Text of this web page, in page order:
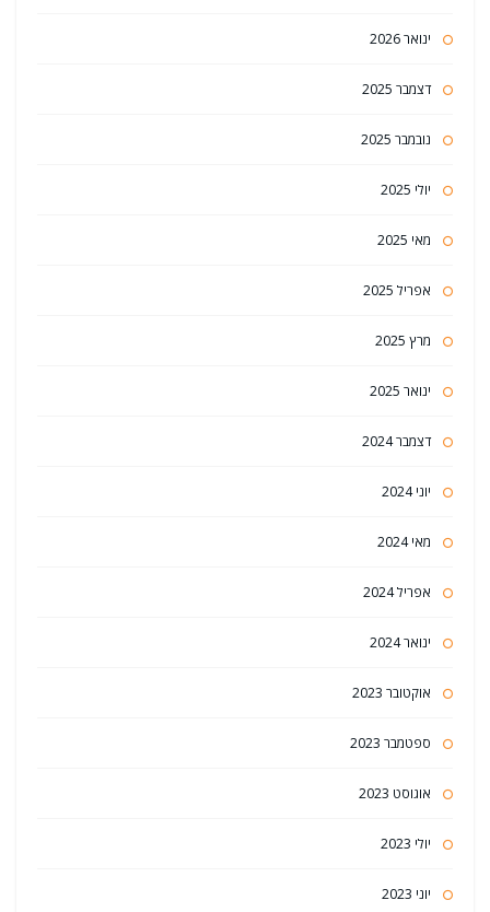
ינואר 2026
דצמבר 2025
נובמבר 2025
יולי 2025
מאי 2025
אפריל 2025
מרץ 2025
ינואר 2025
דצמבר 2024
יוני 2024
מאי 2024
אפריל 2024
ינואר 2024
אוקטובר 2023
ספטמבר 2023
אוגוסט 2023
יולי 2023
יוני 2023